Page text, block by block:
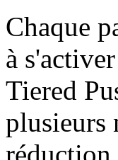
Chaque
à
Tiered
plusieurs